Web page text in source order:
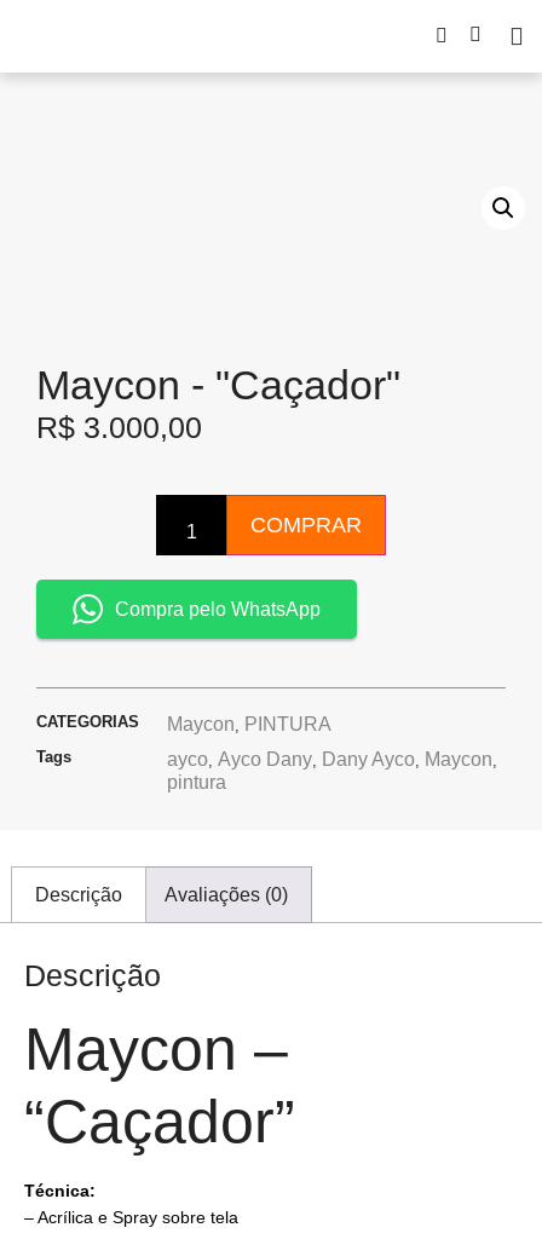
Maycon - "Caçador"
R$ 3.000,00
COMPRAR
Compra pelo WhatsApp
CATEGORIAS Maycon, PINTURA
Tags ayco, Ayco Dany, Dany Ayco, Maycon,
pintura
Descrição Avaliações (0)
Descrição
Maycon –
“Caçador”
Técnica:
–Acrílica e Spray sobre tela